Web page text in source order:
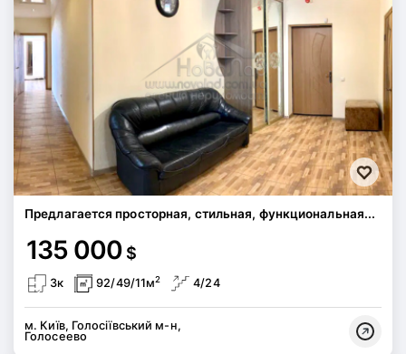
Предлагается просторная, стильная, функциональная...
135 000 $
3к 92/49/11м2 4/24
м. Київ, Голосіївський м-н,
Голосеево